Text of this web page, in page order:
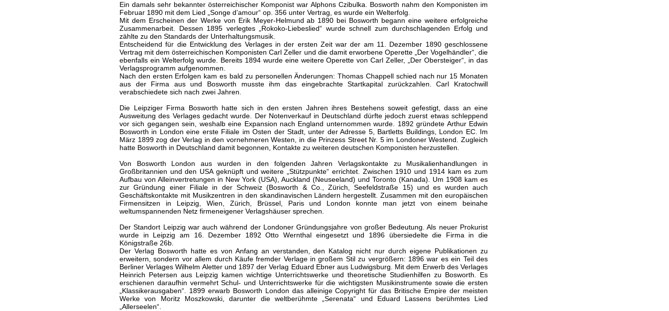
Ein damals sehr bekannter österreichischer Komponist war Alphons Czibulka. Bosworth nahm den Komponisten im
Februar 1890 mit dem Lied „Songe d’amour“ op. 356 unter Vertrag, es wurde ein Welterfolg.
Mit dem Erscheinen der Werke von Erik Meyer-Helmund ab 1890 bei Bosworth begann eine weitere erfolgreiche
Zusammenarbeit. Dessen 1895 verlegtes „Rokoko-Liebeslied“ wurde schnell zum durchschlagenden Erfolg und
zählte zu den Standards der Unterhaltungsmusik.
Entscheidend für die Entwicklung des Verlages in der ersten Zeit war der am 11. Dezember 1890 geschlossene
Vertrag mit dem österreichischen Komponisten Carl Zeller und die damit erworbene Operette „Der Vogelhändler“, die
ebenfalls ein Welterfolg wurde. Bereits 1894 wurde eine weitere Operette von Carl Zeller, „Der Obersteiger“, in das
Verlagsprogramm aufgenommen.
Nach den ersten Erfolgen kam es bald zu personellen Änderungen: Thomas Chappell schied nach nur 15 Monaten
aus der Firma aus und Bosworth musste ihm das eingebrachte Startkapital zurückzahlen. Carl Kratochwill
verabschiedete sich nach zwei Jahren.
Die Leipziger Firma Bosworth hatte sich in den ersten Jahren ihres Bestehens soweit gefestigt, dass an eine
Ausweitung des Verlages gedacht wurde. Der Notenverkauf in Deutschland dürfte jedoch zuerst etwas schleppend
vor sich gegangen sein, weshalb eine Expansion nach England unternommen wurde. 1892 gründete Arthur Edwin
Bosworth in London eine erste Filiale im Osten der Stadt, unter der Adresse 5, Bartletts Buildings, London EC. Im
März 1899 zog der Verlag in den vornehmeren Westen, in die Prinzess Street Nr. 5 im Londoner Westend. Zugleich
hatte Bosworth in Deutschland damit begonnen, Kontakte zu weiteren deutschen Komponisten herzustellen.
Von Bosworth London aus wurden in den folgenden Jahren Verlagskontakte zu Musikalienhandlungen in
Großbritannien und den USA geknüpft und weitere „Stützpunkte“ errichtet. Zwischen 1910 und 1914 kam es zum
Aufbau von Alleinvertretungen in New York (USA), Auckland (Neuseeland) und Toronto (Kanada). Um 1908 kam es
zur Gründung einer Filiale in der Schweiz (Bosworth & Co., Zürich, Seefeldstraße 15) und es wurden auch
Geschäftskontakte mit Musikzentren in den skandinavischen Ländern hergestellt. Zusammen mit den europäischen
Firmensitzen in Leipzig, Wien, Zürich, Brüssel, Paris und London konnte man jetzt von einem beinahe
weltumspannenden Netz firmeneigener Verlagshäuser sprechen.
Der Standort Leipzig war auch während der Londoner Gründungsjahre von großer Bedeutung. Als neuer Prokurist
wurde in Leipzig am 16. Dezember 1892 Otto Wernthal eingesetzt und 1896 übersiedelte die Firma in die
Königstraße 26b.
Der Verlag Bosworth hatte es von Anfang an verstanden, den Katalog nicht nur durch eigene Publikationen zu
erweitern, sondern vor allem durch Käufe fremder Verlage in großem Stil zu vergrößern: 1896 war es ein Teil des
Berliner Verlages Wilhelm Aletter und 1897 der Verlag Eduard Ebner aus Ludwigsburg. Mit dem Erwerb des Verlages
Heinrich Petersen aus Leipzig kamen wichtige Unterrichtswerke und theoretische Studienhilfen zu Bosworth. Es
erschienen daraufhin vermehrt Schul- und Unterrichtswerke für die wichtigsten Musikinstrumente sowie die ersten
„Klassikerausgaben“. 1899 erwarb Bosworth London das alleinige Copyright für das Britische Empire der meisten
Werke von Moritz Moszkowski, darunter die weltberühmte „Serenata“ und Eduard Lassens berühmtes Lied
„Allerseelen“.